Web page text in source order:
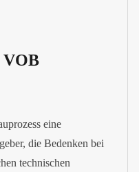
VOB
eine
die Bedenken bei
technischen